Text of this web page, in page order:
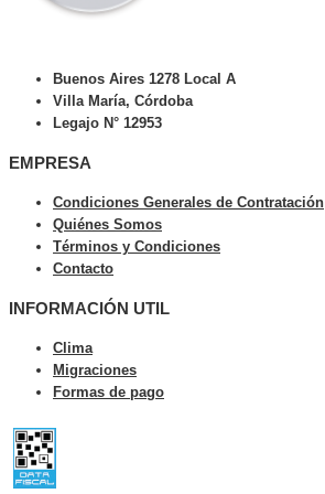
Buenos Aires 1278 Local A
Villa María, Córdoba
Legajo N° 12953
EMPRESA
Condiciones Generales de Contratación
Quiénes Somos
Términos y Condiciones
Contacto
INFORMACIÓN UTIL
Clima
Migraciones
Formas de pago